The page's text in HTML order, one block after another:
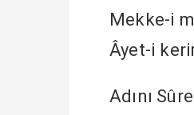
Mekke-i
Âyet-i
Adını